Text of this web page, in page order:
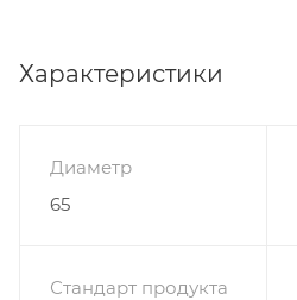
Характеристики
Диаметр
65
Стандарт продукта